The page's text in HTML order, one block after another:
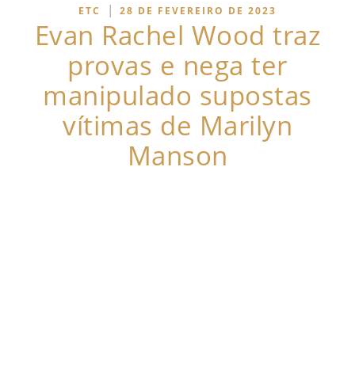
ETC | 28 DE FEVEREIRO DE 2023
Evan Rachel Wood traz
provas e nega ter
manipulado supostas
vítimas de Marilyn
Manson